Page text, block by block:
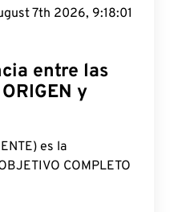
7th 2026, 9:18:02
entre las
y
es la
COMPLETO